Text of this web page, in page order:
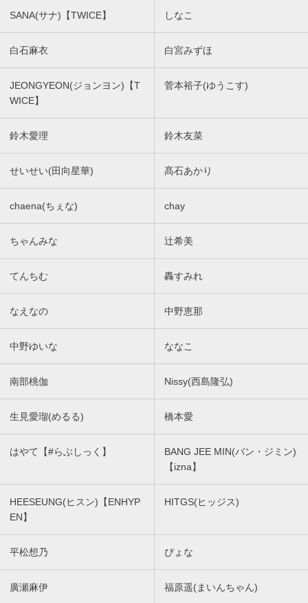
SANA(サナ)【TWICE】 しなこ
白石麻衣 白宮みずほ
JEONGYEON(ジョンヨン)【T
WICE】
菅本裕子(ゆうこす)
鈴木愛理 鈴木友菜
せいせい(田向星華) 髙石あかり
chaena(ちぇな) chay
ちゃんみな 辻希美
てんちむ 轟すみれ
なえなの 中野恵那
中野ゆいな ななこ
南部桃伽 Nissy(西島隆弘)
生見愛瑠(めるる) 橋本愛
はやて【#らぶしっく】
BANG JEE MIN(バン・ジミン)
【izna】
HEESEUNG(ヒスン)【ENHYP
EN】
HITGS(ヒッジス)
平松想乃 ぴょな
廣瀬麻伊 福原遥(まいんちゃん)